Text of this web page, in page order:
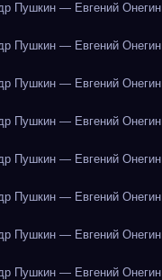
Пушкин — Евгений Онегин
Пушкин — Евгений Онегин
Пушкин — Евгений Онегин
Пушкин — Евгений Онегин
Пушкин — Евгений Онегин
Пушкин — Евгений Онегин
Пушкин — Евгений Онегин
Пушкин — Евгений Онегин